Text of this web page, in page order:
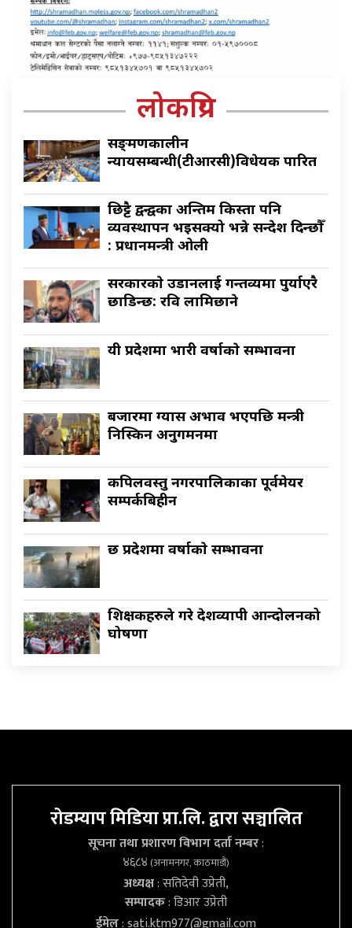
लोकप्रिय
सङ्क्रमणकालीन
न्यायसम्बन्धी(टीआरसी)विधेयक पारित
छिट्टै द्वन्द्वका अन्तिम किस्ता पनि
व्यवस्थापन भइसक्यो भन्ने सन्देश दिन्छौँ
: प्रधानमन्त्री ओली
सरकारकाे उडानलाई गन्तव्यमा पुर्याएरै
छाडिन्छ: रवि लामिछाने
यी प्रदेशमा भारी वर्षाकाे सम्भावना
बजारमा ग्यास अभाव भएपछि मन्त्री
निस्किन अनुगमनमा
कपिलवस्तु नगरपालिकाका पूर्वमेयर
सम्पर्कबिहीन
छ प्रदेशमा वर्षाकाे सम्भावना
शिक्षकहरुले गरे देशव्यापी आन्दोलनको
घोषणा
रोडम्याप मिडिया प्रा.लि. द्वारा सञ्चालित
सूचना तथा प्रशारण विभाग दर्ता नम्बर:
४६८४(अनामनगर, काठमाडौं)
अध्यक्ष: सतिदेवी उप्रेती,
सम्पादक: डिआर उप्रेती